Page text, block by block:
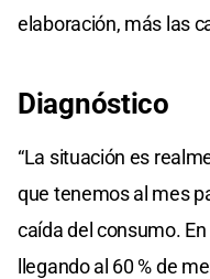
elaboración, más las
Diagnóstico
“La situación es
que tenemos al mes
caída del consumo.
llegando al 60 % de